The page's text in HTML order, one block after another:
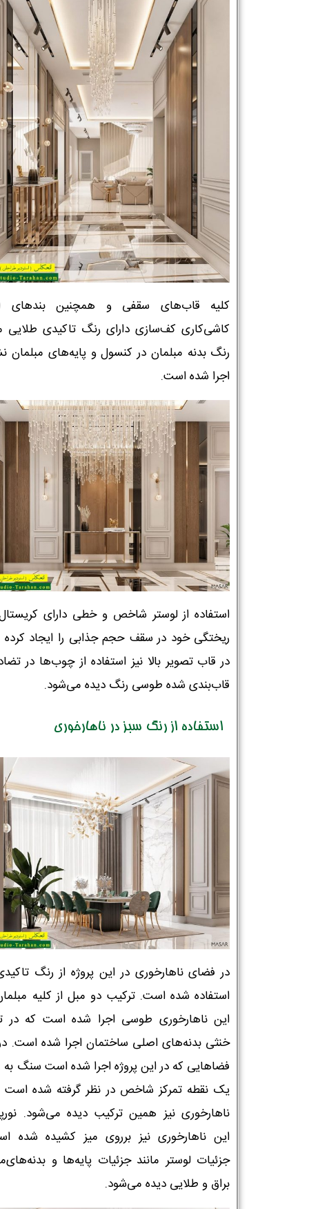
کلیه قاب‌های سقفی و همچنین بندهای
کاشی‌کاری کف‌سازی دارای رنگ تاکیدی طلایی
رنگ بدنه مبلمان در کنسول و پایه‌های مبلمان
اجرا شده است.
استفاده از لوستر شاخص و خطی دارای
ریختگی خود در سقف حجم جذابی را ایجاد
در قاب تصویر بالا نیز استفاده از چوب‌ها در
قاب‌بندی شده طوسی رنگ دیده می‌شود.
استفاده از رنگ سبز در ناهارخوری
در فضای ناهارخوری در این پروژه از رنگ
استفاده شده است. ترکیب دو مبل از کلیه
این ناهارخوری طوسی اجرا شده است که در
خنثی بدنه‌های اصلی ساختمان اجرا شده است.
فضاهایی که در این پروژه اجرا شده است سنگ به
یک نقطه تمرکز شاخص در نظر گرفته شده است
ناهارخوری نیز همین ترکیب دیده می‌شود.
این ناهارخوری نیز برروی میز کشیده شده
جزئیات لوستر مانند جزئیات پایه‌ها و
براق و طلایی دیده می‌شود.